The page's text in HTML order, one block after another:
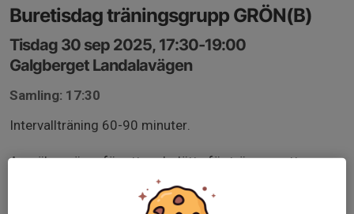
Buretisdag träningsgrupp GRÖN(B)
Tisdag 30 sep 2025, 17:30-19:00
Galgberget Landalavägen
Samling: 17:30
Intervallträning 60-90 minuter.
Anmäl er gärna för att underlätta för tränarna att
planera passet, gruppindelning kan komma att ske
beroende på antal och nivå på deltagare.